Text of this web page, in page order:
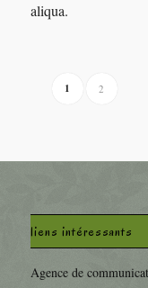
aliqua.
1 2
liens intéressants
Agence de